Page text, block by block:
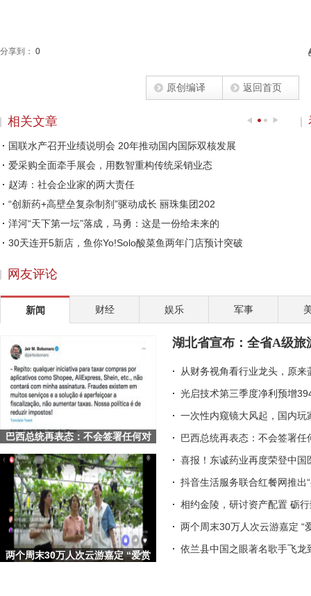
分享到： 0
原创编译 返回首页
相关文章
国联水产召开业绩说明会 20年推动国内国际双核发展
爱采购全面牵手展会，用数智重构传统采销业态
赵涛：社会企业家的两大责任
“创新药+高壁垒复杂制剂”驱动成长 丽珠集团202
洋河“天下第一坛”落成，马勇：这是一份给未来的
30天连开5新店，鱼你Yo!Solo酸菜鱼两年门店预计突破
2022年伊始，医药板块关注度提升，丽珠集团等多家
途虎养车助力行业数字化升级 深挖标准化服务
从幕后到台前，李海珍的国货美妆CEO之路
完美世界伊迪：以二次元游戏为桥，让传统文化走向
皇氏集团考察巴国奶水牛产业 致力于破解“卡脖子
网友评论
新闻 财经 娱乐 军事
巴西总统再表态：不会签署任何对
两个周末30万人次云游嘉定 “爱赏
湖北省宣布：全省A级
从财务视角看行业龙头，原
光启技术第三季度净利预增
一次性内窥镜大风起，国内玩
巴西总统再表态：不会签署
喜报！东诚药业再度荣登中国
抖音生活服务联合红餐网推出
相约金陵，研讨资产配置 砺
两个周末30万人次云游嘉定 “
依兰县中国之眼著名歌手飞龙